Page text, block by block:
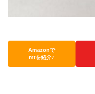
Amazonで
mtを紹介♪